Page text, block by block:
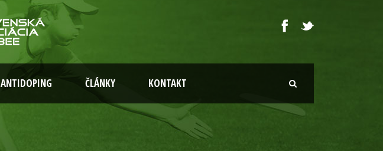
ANTIDOPING ČLÁNKY KONTAKT